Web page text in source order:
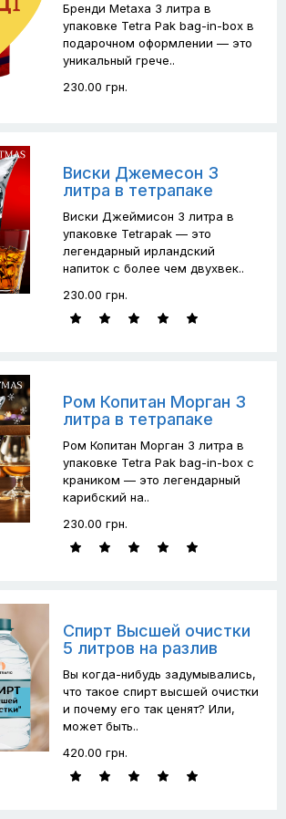
Бренди Metaxa 3 литра в
упаковке Tetra Pak bag-in-box в
подарочном оформлении — это
уникальный грече..
230.00 грн.
Виски Джемесон 3
литра в тетрапаке
Виски Джеймисон 3 литра в
упаковке Tetrapak — это
легендарный ирландский
напиток с более чем двухвек..
230.00 грн.
Ром Копитан Морган 3
литра в тетрапаке
Ром Копитан Морган 3 литра в
упаковке Tetra Pak bag-in-box с
краником — это легендарный
карибский на..
230.00 грн.
Спирт Высшей очистки
5 литров на разлив
Вы когда-нибудь задумывались,
что такое спирт высшей очистки
и почему его так ценят? Или,
может быть..
420.00 грн.